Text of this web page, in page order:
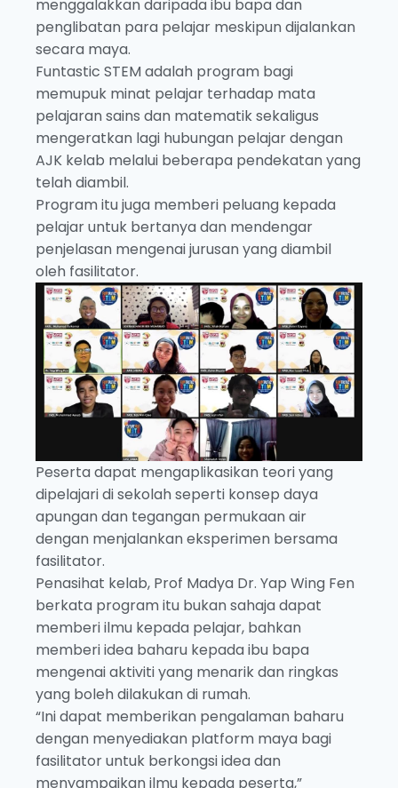
menggalakkan daripada ibu bapa dan
penglibatan para pelajar meskipun dijalankan
secara maya.
Funtastic STEM adalah program bagi
memupuk minat pelajar terhadap mata
pelajaran sains dan matematik sekaligus
mengeratkan lagi hubungan pelajar dengan
AJK kelab melalui beberapa pendekatan yang
telah diambil.
Program itu juga memberi peluang kepada
pelajar untuk bertanya dan mendengar
penjelasan mengenai jurusan yang diambil
oleh fasilitator.
Peserta dapat mengaplikasikan teori yang
dipelajari di sekolah seperti konsep daya
apungan dan tegangan permukaan air
dengan menjalankan eksperimen bersama
fasilitator.
Penasihat kelab, Prof Madya Dr. Yap Wing Fen
berkata program itu bukan sahaja dapat
memberi ilmu kepada pelajar, bahkan
memberi idea baharu kepada ibu bapa
mengenai aktiviti yang menarik dan ringkas
yang boleh dilakukan di rumah.
“Ini dapat memberikan pengalaman baharu
dengan menyediakan platform maya bagi
fasilitator untuk berkongsi idea dan
menyampaikan ilmu kepada peserta,”